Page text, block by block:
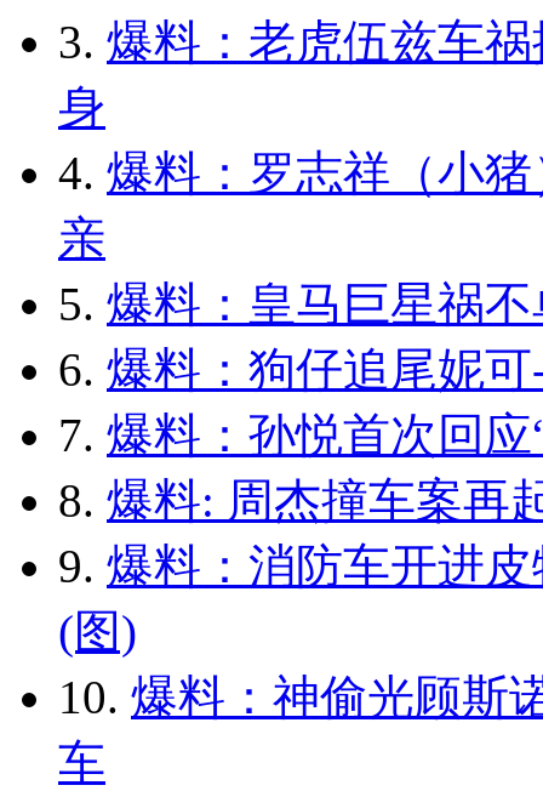
3. 爆料：老虎伍兹车
身
4. 爆料：罗志祥（小
亲
5. 爆料：皇马巨星祸
6. 爆料：狗仔追尾妮
7. 爆料：孙悦首次回
8. 爆料: 周杰撞车案再
9. 爆料：消防车开进
(图)
10. 爆料：神偷光顾斯
车